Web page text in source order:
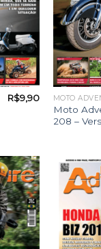
R$9,90
Moto
208 –